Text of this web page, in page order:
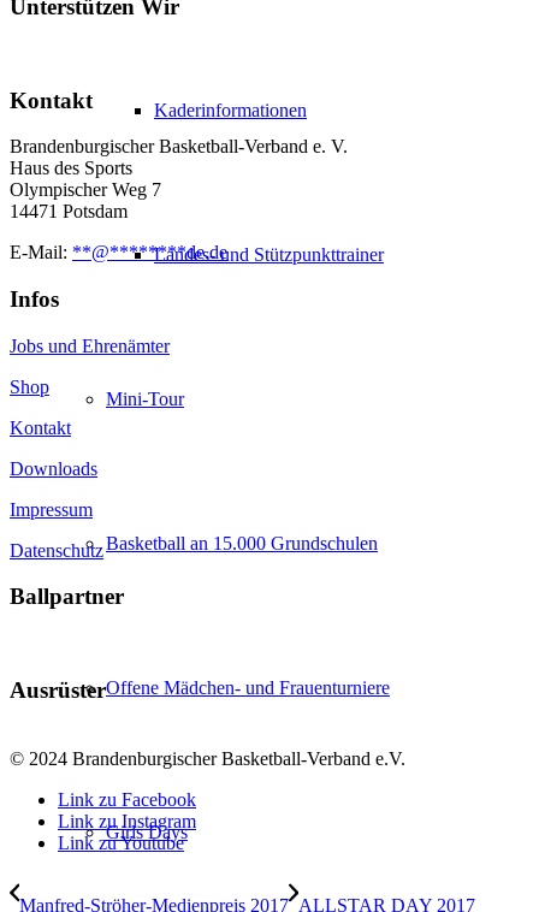
Kaderinformationen
Landes- und Stützpunkttrainer
Mini-Tour
Basketball an 15.000 Grundschulen
Offene Mädchen- und Frauenturniere
Girls Days
Unterstützen Wir
Kontakt
Brandenburgischer Basketball-Verband e. V.
Haus des Sports
Olympischer Weg 7
14471 Potsdam
E-Mail: **@********de.de
Infos
Jobs und Ehrenämter
Shop
Kontakt
Downloads
Impressum
Datenschutz
Ballpartner
Ausrüster
© 2024 Brandenburgischer Basketball-Verband e.V.
Link zu Facebook
Link zu Instagram
Link zu Youtube
Manfred-Ströher-Medienpreis 2017 ALLSTAR DAY 2017